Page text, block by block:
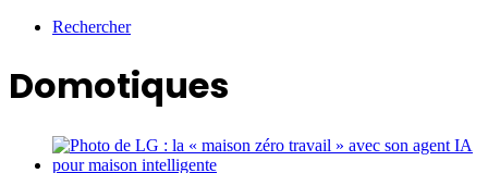
Rechercher
Domotiques